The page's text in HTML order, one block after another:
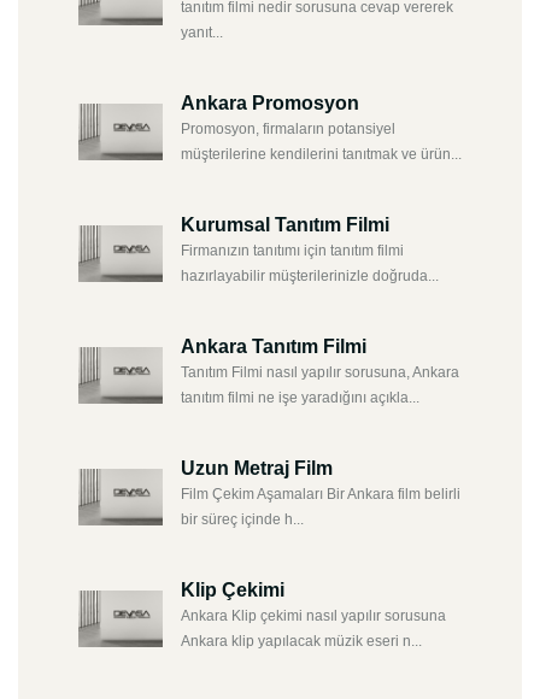
tanıtım filmi nedir sorusuna cevap vererek
yanıt...
Ankara Promosyon
Promosyon, firmaların potansiyel
müşterilerine kendilerini tanıtmak ve ürün...
Kurumsal Tanıtım Filmi
Firmanızın tanıtımı için tanıtım filmi
hazırlayabilir müşterilerinizle doğruda...
Ankara Tanıtım Filmi
Tanıtım Filmi nasıl yapılır sorusuna, Ankara
tanıtım filmi ne işe yaradığını açıkla...
Uzun Metraj Film
Film Çekim Aşamaları Bir Ankara film belirli
bir süreç içinde h...
Klip Çekimi
Ankara Klip çekimi nasıl yapılır sorusuna
Ankara klip yapılacak müzik eseri n...